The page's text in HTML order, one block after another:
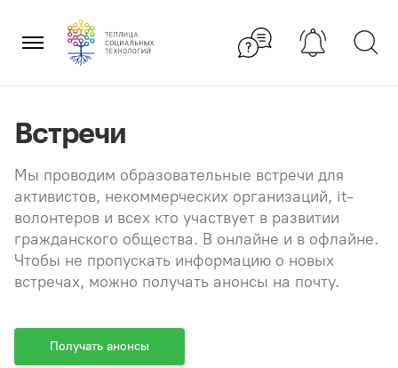
содержанию
×
Встречи
Мы проводим образовательные встречи для
активистов, некоммерческих организаций, it-
волонтеров и всех кто участвует в развитии
гражданского общества. В онлайне и в офлайне.
Чтобы не пропускать информацию о новых
встречах, можно получать анонсы на почту.
Получать анонсы